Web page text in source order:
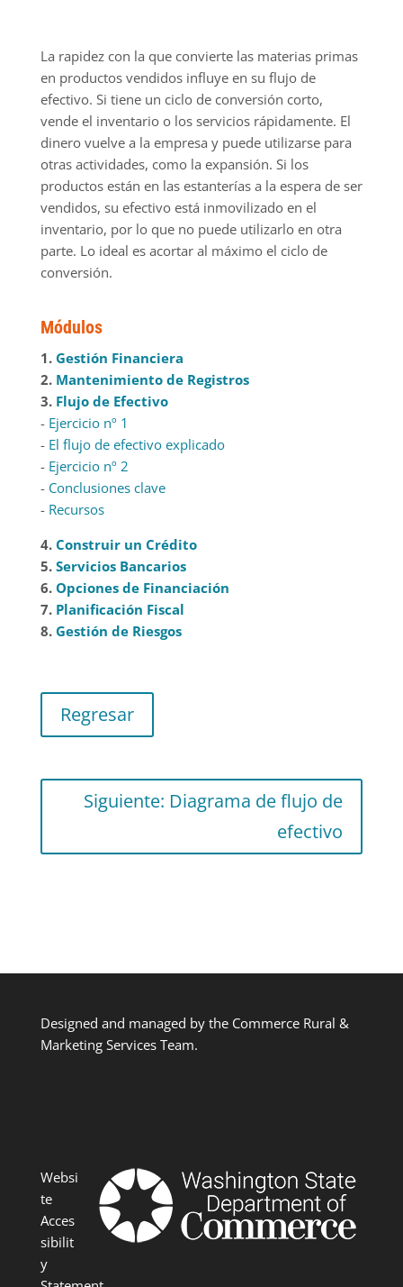
La rapidez con la que convierte las materias primas
en productos vendidos influye en su flujo de
efectivo. Si tiene un ciclo de conversión corto,
vende el inventario o los servicios rápidamente. El
dinero vuelve a la empresa y puede utilizarse para
otras actividades, como la expansión. Si los
productos están en las estanterías a la espera de ser
vendidos, su efectivo está inmovilizado en el
inventario, por lo que no puede utilizarlo en otra
parte. Lo ideal es acortar al máximo el ciclo de
conversión.
Módulos
1. Gestión Financiera
2. Mantenimiento de Registros
3. Flujo de Efectivo
- Ejercicio nº 1
- El flujo de efectivo explicado
- Ejercicio nº 2
- Conclusiones clave
- Recursos
4. Construir un Crédito
5. Servicios Bancarios
6. Opciones de Financiación
7. Planificación Fiscal
8. Gestión de Riesgos
Regresar
Siguiente: Diagrama de flujo de
efectivo
Designed and managed by the Commerce Rural &
Marketing Services Team.
Websi
te
Acces
sibilit
y